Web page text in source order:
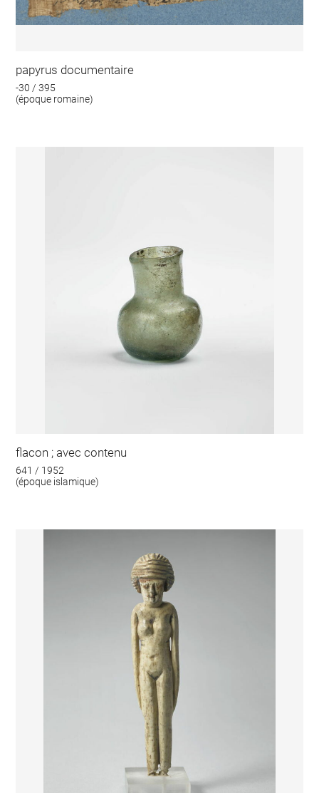
papyrus documentaire
-30 / 395
(époque romaine)
flacon ; avec contenu
641 / 1952
(époque islamique)